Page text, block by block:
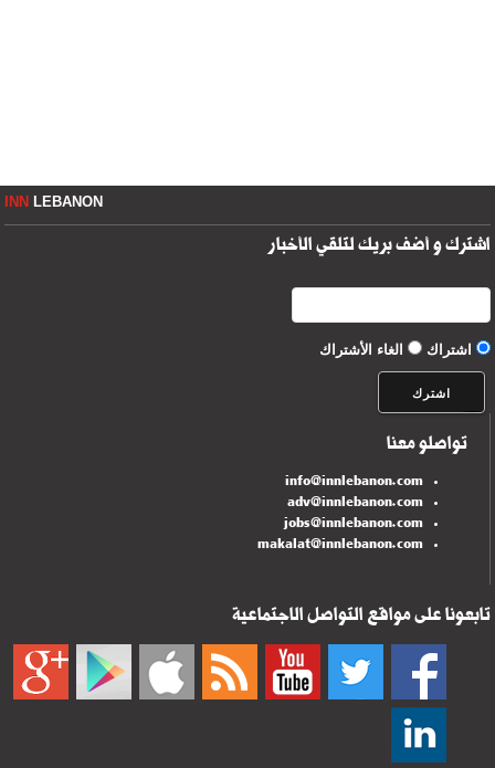
INNLEBANON
اشترك و أضف بريك لتلقي الأخبار
اشتراك الغاء الأشتراك
تواصلو معنا
info@innlebanon.com
adv@innlebanon.com
jobs@innlebanon.com
makalat@innlebanon.com
تابعونا على مواقع التواصل الاجتماعية